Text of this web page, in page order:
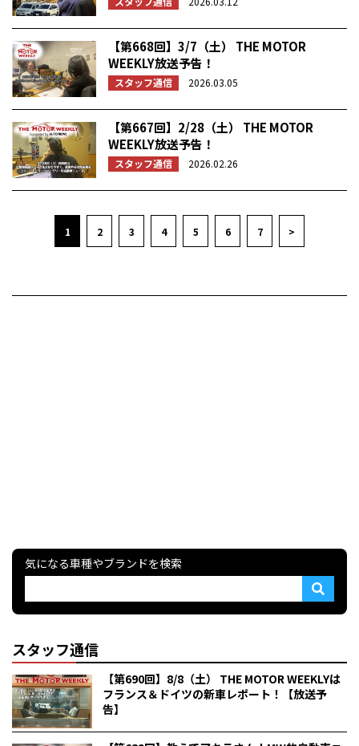
【第668回】3/7（土） THE MOTOR
WEEKLY放送予告！
スタッフ通信 2026.03.05
【第667回】2/28（土） THE MOTOR
WEEKLY放送予告！
スタッフ通信 2026.02.26
1 2 3 4 5 6 7 >
気になる車種やブランドを検索
スタッフ通信
【第690回】8/8（土） THE MOTOR WEEKLYは
フランス＆ドイツの新車レポート！【放送予
告】